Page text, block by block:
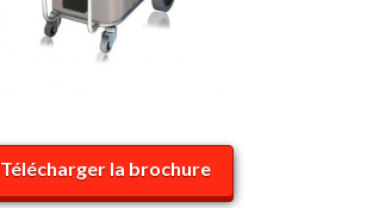
Télécharger la brochure